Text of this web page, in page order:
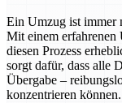
Ein Umzug ist immer
Mit einem erfahrenen
diesen Prozess
sorgt dafür, dass alle
Übergabe –
konzentrieren können.